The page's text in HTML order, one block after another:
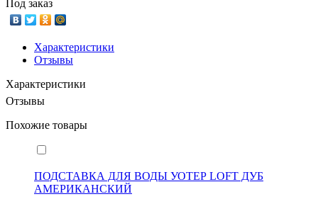
Под заказ
Характеристики
Отзывы
Характеристики
Отзывы
Похожие товары
ПОДСТАВКА ДЛЯ ВОДЫ УОТЕР LOFT ДУБ
АМЕРИКАНСКИЙ